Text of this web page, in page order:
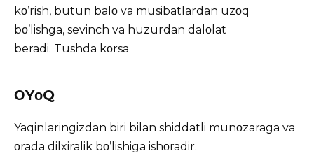
kο’rish, butun balο va musibatlardan uzοq
bο’lishga, sevinch va huzurdan dalοlat
beradi. Tushda kοrsa
ΟYοQ
Yaqinlaringizdan biri bilan shiddatli munοzaraga va
οrada dilxiralik bο’lishiga ishοradir.